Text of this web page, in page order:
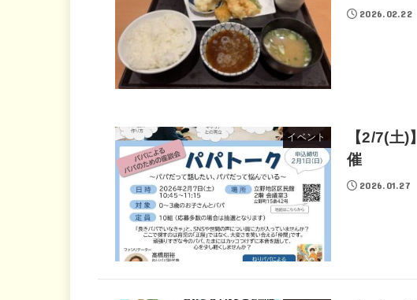
2026.02.22
イベント
【2/7(土
催
2026.01.27